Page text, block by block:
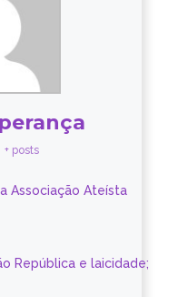
+ posts
Associação Ateísta
República e laicidade;